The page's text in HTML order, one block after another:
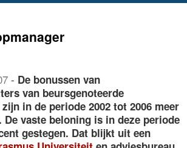
- De bonussen van
van beursgenoteerde
in de periode 2002 tot 2006 meer
De vaste beloning is in deze periode
gestegen. Dat blijkt uit een